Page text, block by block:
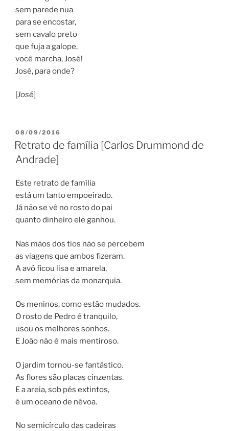
sem parede nua
para se encostar,
sem cavalo preto
que fuja a galope,
você marcha, José!
José, para onde?
[José]
PUBLICADO
EM
08/09/2016
Retrato de família [Carlos Drummond de
Andrade]
Este retrato de família
está um tanto empoeirado.
Já não se vê no rosto do pai
quanto dinheiro ele ganhou.
Nas mãos dos tios não se percebem
as viagens que ambos fizeram.
A avó ficou lisa e amarela,
sem memórias da monarquia.
Os meninos, como estão mudados.
O rosto de Pedro é tranquilo,
usou os melhores sonhos.
E João não é mais mentiroso.
O jardim tornou-se fantástico.
As flores são placas cinzentas.
E a areia, sob pés extintos,
é um oceano de névoa.
No semicírculo das cadeiras